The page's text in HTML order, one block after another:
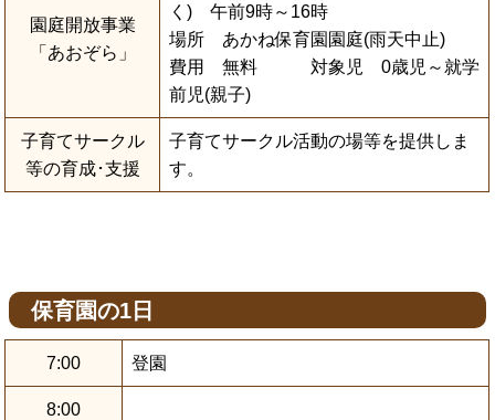
園庭開放事業
「あおぞら」
く) 午前9時～16時
場所 あかね保育園園庭(雨天中止)
費用 無料 対象児 0歳児～就学
前児(親子)
子育てサークル
等の育成･支援
子育てサークル活動の場等を提供しま
す。
保育園の1日
7:00 登園
8:00